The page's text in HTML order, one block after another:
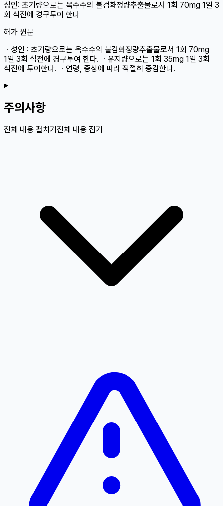
성인: 초기량으로는 옥수수의 불검화정량추출물로서 1회 70mg 1일 3
회 식전에 경구투여 한다
허가 원문
ㆍ성인 : 초기량으로는 옥수수의 불검화정량추출물로서 1회 70mg
1일 3회 식전에 경구투여 한다. ㆍ유지량으로는 1회 35mg 1일 3회
식전에 투여한다. ㆍ연령, 증상에 따라 적절히 증감한다.
주의사항
전체 내용 펼치기전체 내용 접기